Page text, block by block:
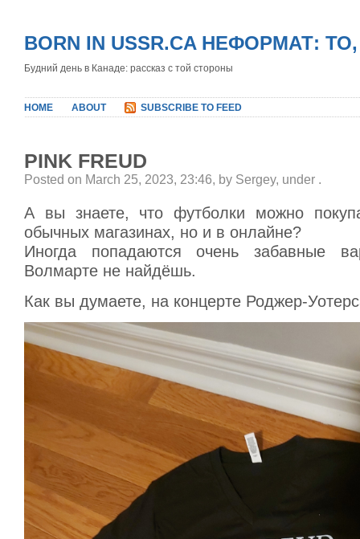
BORN IN USSR.CA НЕФОРМАТ:
Будний день в Канаде: рассказ с той стороны
HOME ABOUT SUBSCRIBE TO FEED
PINK FREUD
Posted on March 25, 2023, 23:46, by Sergey, under .
А вы знаете, что футболки можно
обычных магазинах, но и в онлайне?
Иногда попадаются очень забавные
Волмарте не найдёшь.
Как вы думаете, на концерте Роджер-